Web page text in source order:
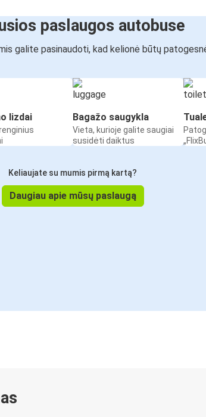
paslaugos autobuse
galite pasinaudoti, kad kelionė būtų
lizdai Bagažo saugykla
Vieta, kurioje galite saugiai
susidėti daiktus
Keliaujate su mumis pirmą kartą?
Daugiau apie mūsų paslaugą